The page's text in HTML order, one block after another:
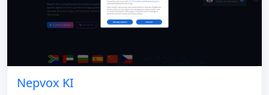
Nepvox KI